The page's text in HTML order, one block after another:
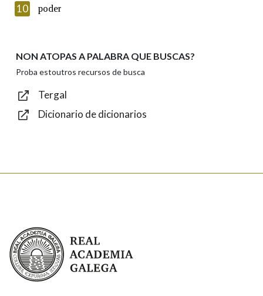
Introduce o código que aparece na imaxe:
Texto de verificación
10 poder
NON ATOPAS A PALABRA QUE BUSCAS?
Proba estoutros recursos de busca
Tergal
Dicionario de dicionarios
Real Academia Galega